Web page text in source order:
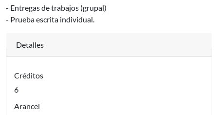
- Entregas de trabajos (grupal)
- Prueba escrita individual.
Detalles
Créditos
6
Arancel